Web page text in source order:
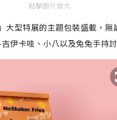
點擊圖片放大
大型特展的主題包裝盛載，
伊卡哇、小八以及兔兔手持